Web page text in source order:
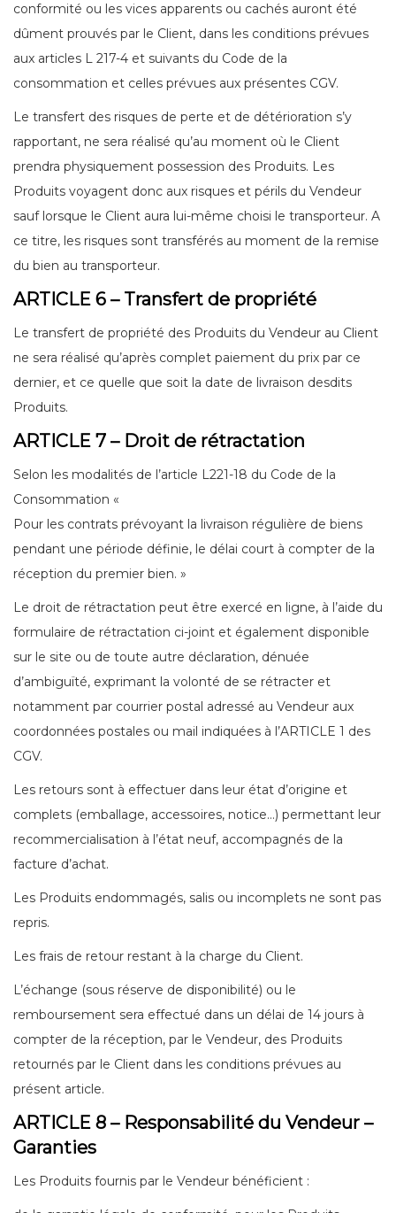
conformité ou les vices apparents ou cachés auront été
dûment prouvés par le Client, dans les conditions prévues
aux articles L 217-4 et suivants du Code de la
consommation et celles prévues aux présentes CGV.
Le transfert des risques de perte et de détérioration s’y
rapportant, ne sera réalisé qu’au moment où le Client
prendra physiquement possession des Produits. Les
Produits voyagent donc aux risques et périls du Vendeur
sauf lorsque le Client aura lui-même choisi le transporteur. A
ce titre, les risques sont transférés au moment de la remise
du bien au transporteur.
ARTICLE 6 – Transfert de propriété
Le transfert de propriété des Produits du Vendeur au Client
ne sera réalisé qu’après complet paiement du prix par ce
dernier, et ce quelle que soit la date de livraison desdits
Produits.
ARTICLE 7 – Droit de rétractation
Selon les modalités de l’article L221-18 du Code de la
Consommation «
Pour les contrats prévoyant la livraison régulière de biens
pendant une période définie, le délai court à compter de la
réception du premier bien. »
Le droit de rétractation peut être exercé en ligne, à l’aide du
formulaire de rétractation ci-joint et également disponible
sur le site ou de toute autre déclaration, dénuée
d’ambiguïté, exprimant la volonté de se rétracter et
notamment par courrier postal adressé au Vendeur aux
coordonnées postales ou mail indiquées à l’ARTICLE 1 des
CGV.
Les retours sont à effectuer dans leur état d’origine et
complets (emballage, accessoires, notice…) permettant leur
recommercialisation à l’état neuf, accompagnés de la
facture d’achat.
Les Produits endommagés, salis ou incomplets ne sont pas
repris.
Les frais de retour restant à la charge du Client.
L’échange (sous réserve de disponibilité) ou le
remboursement sera effectué dans un délai de 14 jours à
compter de la réception, par le Vendeur, des Produits
retournés par le Client dans les conditions prévues au
présent article.
ARTICLE 8 – Responsabilité du Vendeur –
Garanties
Les Produits fournis par le Vendeur bénéficient :